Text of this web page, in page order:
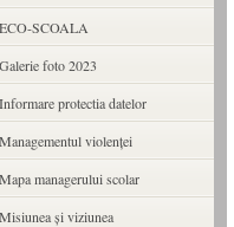
ECO-SCOALA
Galerie foto 2023
Informare protectia datelor
Managementul violenței
Mapa managerului scolar
Misiunea şi viziunea